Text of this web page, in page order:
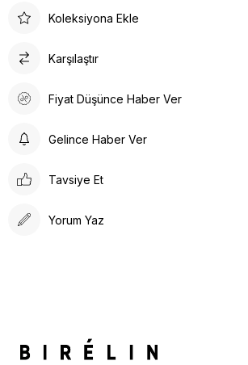
Koleksiyona Ekle
Karşılaştır
Fiyat Düşünce Haber Ver
Gelince Haber Ver
Tavsiye Et
Yorum Yaz